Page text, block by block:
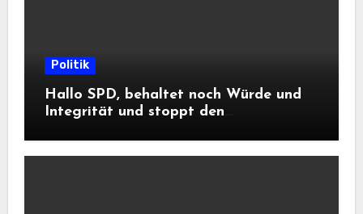
Politik
Hallo SPD, behaltet noch Würde und
Integrität und stoppt den
Informationsfreiheit!